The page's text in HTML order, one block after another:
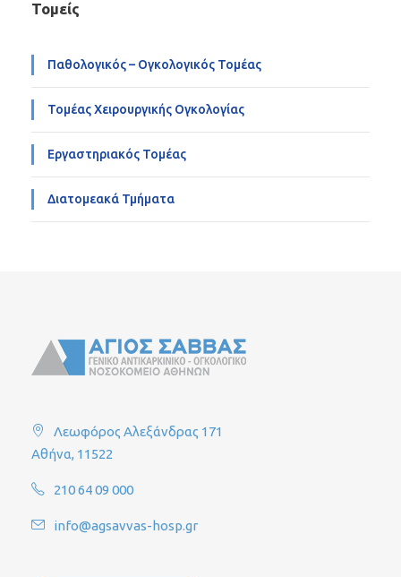
Τομείς
Παθολογικός – Ογκολογικός Τομέας
Τομέας Χειρουργικής Ογκολογίας
Εργαστηριακός Τομέας
Διατομεακά Τμήματα
Λεωφόρος Αλεξάνδρας 171
Αθήνα, 11522
210 64 09 000
info@agsavvas-hosp.gr